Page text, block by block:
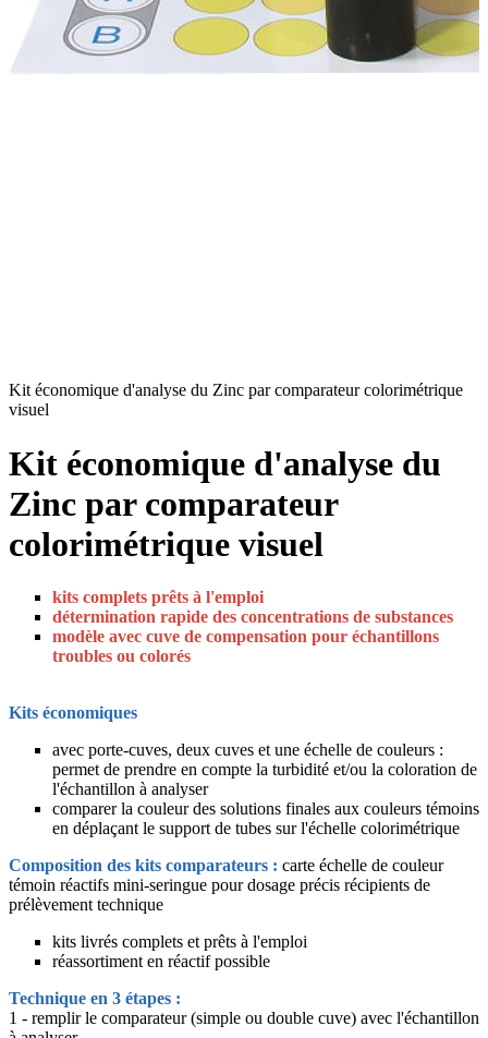
Kit économique d'analyse du Zinc par comparateur colorimétrique
visuel
Kit économique d'analyse du
Zinc par comparateur
colorimétrique visuel
kits complets prêts à l'emploi
détermination rapide des concentrations de substances
modèle avec cuve de compensation pour échantillons
troubles ou colorés
Kits économiques
avec porte-cuves, deux cuves et une échelle de couleurs :
permet de prendre en compte la turbidité et/ou la coloration de
l'échantillon à analyser
comparer la couleur des solutions finales aux couleurs témoins
en déplaçant le support de tubes sur l'échelle colorimétrique
Composition des kits comparateurs : carte échelle de couleur
témoin réactifs mini-seringue pour dosage précis récipients de
prélèvement technique
kits livrés complets et prêts à l'emploi
réassortiment en réactif possible
Technique en 3 étapes :
1 - remplir le comparateur (simple ou double cuve) avec l'échantillon